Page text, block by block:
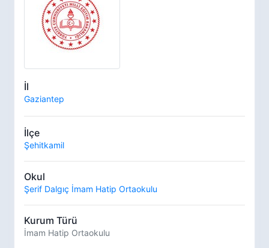
İl
Gaziantep
İlçe
Şehitkamil
Okul
Şerif Dalgıç İmam Hatip Ortaokulu
Kurum Türü
İmam Hatip Ortaokulu